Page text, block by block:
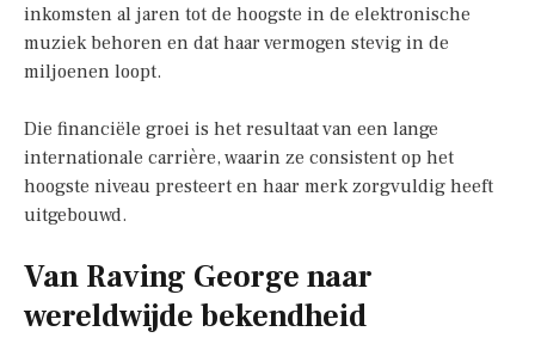
inkomsten al jaren tot de hoogste in de elektronische
muziek behoren en dat haar vermogen stevig in de
miljoenen loopt.
Die financiële groei is het resultaat van een lange
internationale carrière, waarin ze consistent op het
hoogste niveau presteert en haar merk zorgvuldig heeft
uitgebouwd.
Van Raving George naar
wereldwijde bekendheid